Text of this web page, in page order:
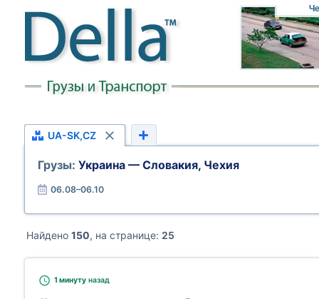
UA-SK,CZ
Грузы: Украина — Словакия, Чехия
06.08–06.10
Найдено 150, на странице: 25
1 минуту назад